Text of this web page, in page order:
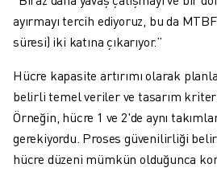
ayırmayı tercih ediyoruz, bu da
süresi) iki katına çıkarıyor.”
Hücre kapasite artırımı olarak
belirli temel veriler ve tasarım
Örneğin, hücre 1 ve 2'de aynı
gerekiyordu. Proses güvenilirliği
hücre düzeni mümkün olduğunca